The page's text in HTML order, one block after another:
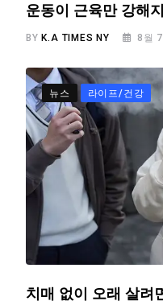
운동이 근육만 강해
BY K.A TIMES NY 8월
뉴스 라이프/건강
치매 없이 오래 살